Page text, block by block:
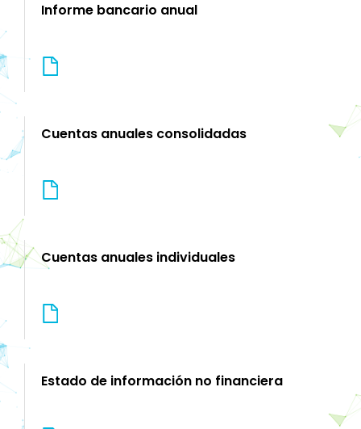
Informe bancario anual
Cuentas anuales consolidadas
Cuentas anuales individuales
Estado de información no financiera